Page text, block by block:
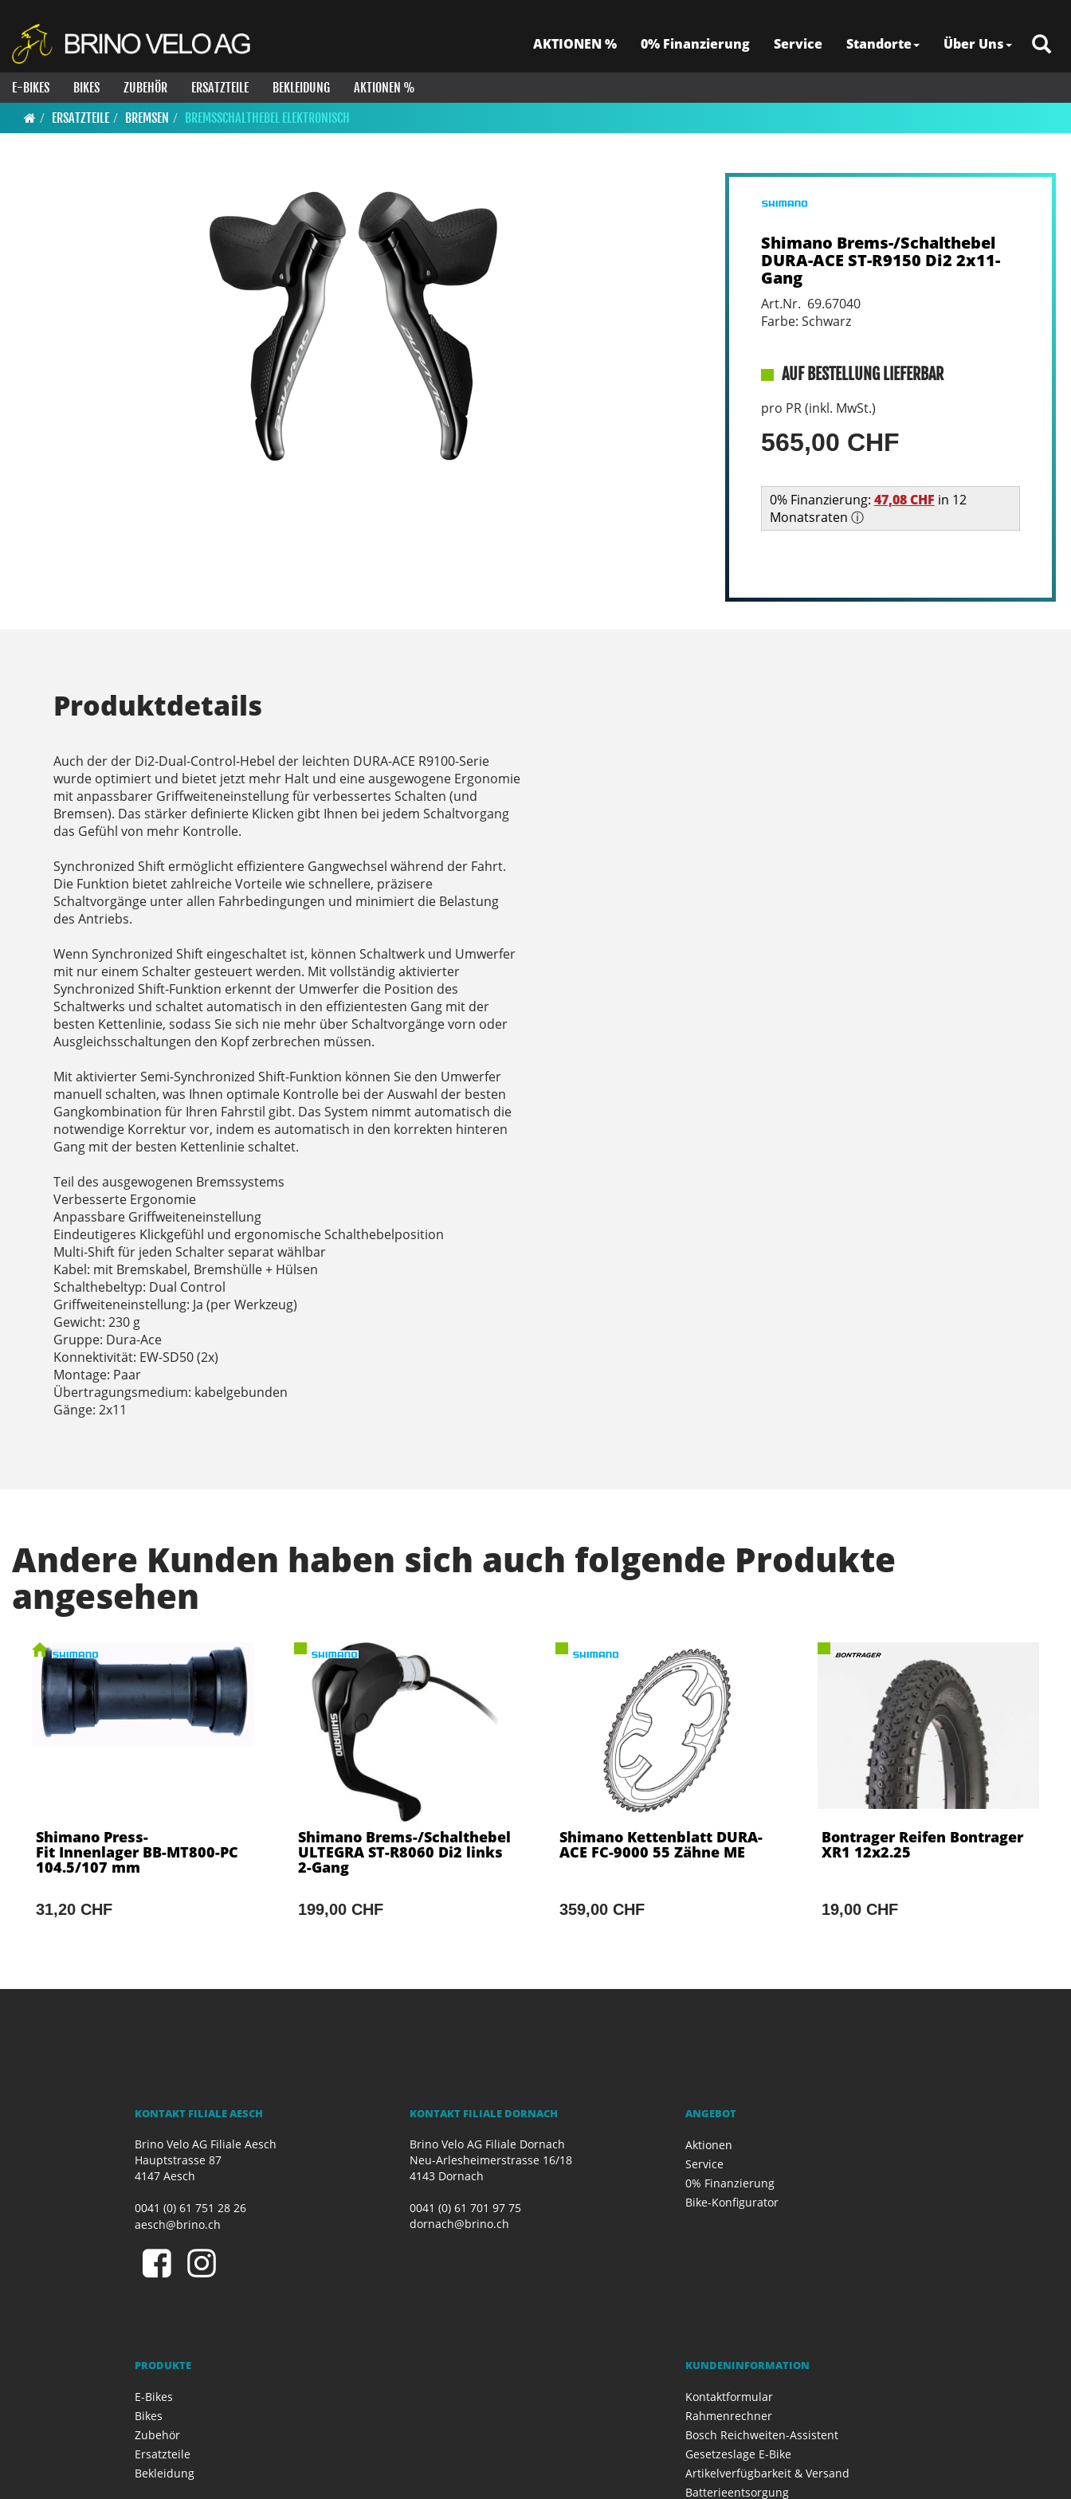
AKTIONEN % 0% Finanzierung Service Standorte Über Uns
E-BIKES BIKES ZUBEHÖR ERSATZTEILE BEKLEIDUNG
AKTIONEN %
ERSATZTEILE
BREMSEN BREMSSCHALTHEBEL ELEKTRONISCH
Shimano Brems-/Schalthebel
DURA-ACE ST-R9150 Di2 2x11-
Gang
Art.Nr. 69.67040
Farbe: Schwarz
AUF BESTELLUNG LIEFERBAR
pro PR (inkl. MwSt.)
565,00 CHF
0% Finanzierung: 47,08 CHF in 12
Monatsraten ⓘ
Produktdetails
Auch der der Di2-Dual-Control-Hebel der leichten DURA-ACE R9100-Serie
wurde optimiert und bietet jetzt mehr Halt und eine ausgewogene Ergonomie
mit anpassbarer Griffweiteneinstellung für verbessertes Schalten (und
Bremsen). Das stärker definierte Klicken gibt Ihnen bei jedem Schaltvorgang
das Gefühl von mehr Kontrolle.
Synchronized Shift ermöglicht effizientere Gangwechsel während der Fahrt.
Die Funktion bietet zahlreiche Vorteile wie schnellere, präzisere
Schaltvorgänge unter allen Fahrbedingungen und minimiert die Belastung
des Antriebs.
Wenn Synchronized Shift eingeschaltet ist, können Schaltwerk und Umwerfer
mit nur einem Schalter gesteuert werden. Mit vollständig aktivierter
Synchronized Shift-Funktion erkennt der Umwerfer die Position des
Schaltwerks und schaltet automatisch in den effizientesten Gang mit der
besten Kettenlinie, sodass Sie sich nie mehr über Schaltvorgänge vorn oder
Ausgleichsschaltungen den Kopf zerbrechen müssen.
Mit aktivierter Semi-Synchronized Shift-Funktion können Sie den Umwerfer
manuell schalten, was Ihnen optimale Kontrolle bei der Auswahl der besten
Gangkombination für Ihren Fahrstil gibt. Das System nimmt automatisch die
notwendige Korrektur vor, indem es automatisch in den korrekten hinteren
Gang mit der besten Kettenlinie schaltet.
Teil des ausgewogenen Bremssystems
Verbesserte Ergonomie
Anpassbare Griffweiteneinstellung
Eindeutigeres Klickgefühl und ergonomische Schalthebelposition
Multi-Shift für jeden Schalter separat wählbar
Kabel: mit Bremskabel, Bremshülle + Hülsen
Schalthebeltyp: Dual Control
Griffweiteneinstellung: Ja (per Werkzeug)
Gewicht: 230 g
Gruppe: Dura-Ace
Konnektivität: EW-SD50 (2x)
Montage: Paar
Übertragungsmedium: kabelgebunden
Gänge: 2x11
Andere Kunden haben sich auch folgende Produkte
angesehen
Shimano Press-
Fit Innenlager BB-MT800-PC
104.5/107 mm
31,20 CHF
Shimano Brems-/Schalthebel
ULTEGRA ST-R8060 Di2 links
2-Gang
199,00 CHF
Shimano Kettenblatt DURA-
ACE FC-9000 55 Zähne ME
359,00 CHF
Bontrager Reifen Bontrager
XR1 12x2.25
19,00 CHF
KONTAKT FILIALE AESCH
Brino Velo AG Filiale Aesch
Hauptstrasse 87
4147 Aesch
0041 (0) 61 751 28 26
aesch@brino.ch
KONTAKT FILIALE DORNACH
Brino Velo AG Filiale Dornach
Neu-Arlesheimerstrasse 16/18
4143 Dornach
0041 (0) 61 701 97 75
dornach@brino.ch
ANGEBOT
Aktionen
Service
0% Finanzierung
Bike-Konfigurator
PRODUKTE
E-Bikes
Bikes
Zubehör
Ersatzteile
Bekleidung
KUNDENINFORMATION
Kontaktformular
Rahmenrechner
Bosch Reichweiten-Assistent
Gesetzeslage E-Bike
Artikelverfügbarkeit & Versand
Batterieentsorgung